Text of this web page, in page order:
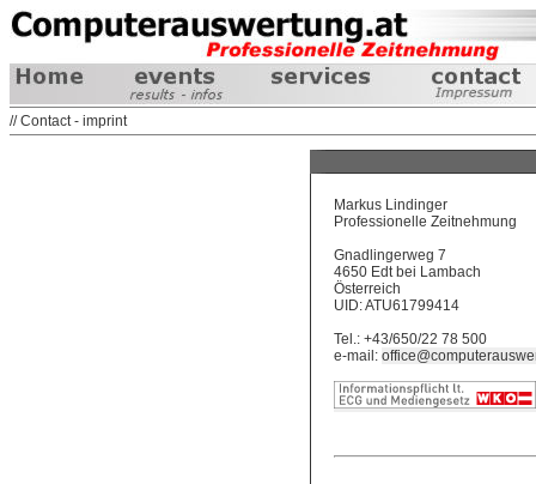
// Contact - imprint
Markus Lindinger
Professionelle Zeitnehmung
Gnadlingerweg 7
4650 Edt bei Lambach
Österreich
UID: ATU61799414
Tel.: +43/650/22 78 500
e-mail: